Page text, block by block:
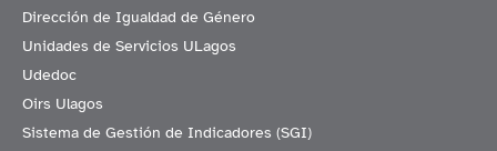
Dirección de Igualdad de Género
Unidades de Servicios ULagos
Udedoc
Oirs Ulagos
Sistema de Gestión de Indicadores (SGI)